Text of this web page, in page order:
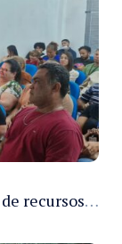
Manausprev capacita profissionais de recursos humanos para agilizar concessão de aposentadorias no município